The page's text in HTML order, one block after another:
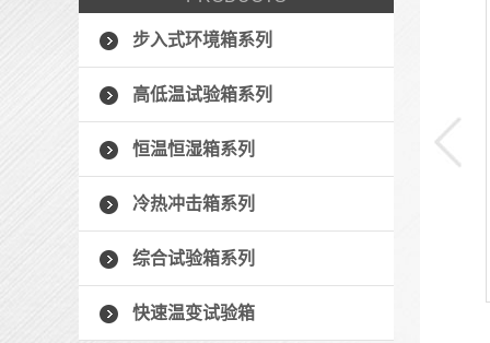
步入式环境箱系列
高低温试验箱系列
恒温恒湿箱系列
冷热冲击箱系列
综合试验箱系列
快速温变试验箱
步入式高温老化房
步入式高温老化房是一种用于模拟高温环境下进行材料老化
实验的设备。它主要由加热系统、风循环系统、控制系统和
安全保护系统组成。高温老化房通常被广泛应用于汽车、航
空航天、电子电器、建筑材料等领域，用于评估材料抗老化
性能和产品使用寿命...
+ 了解详情 +